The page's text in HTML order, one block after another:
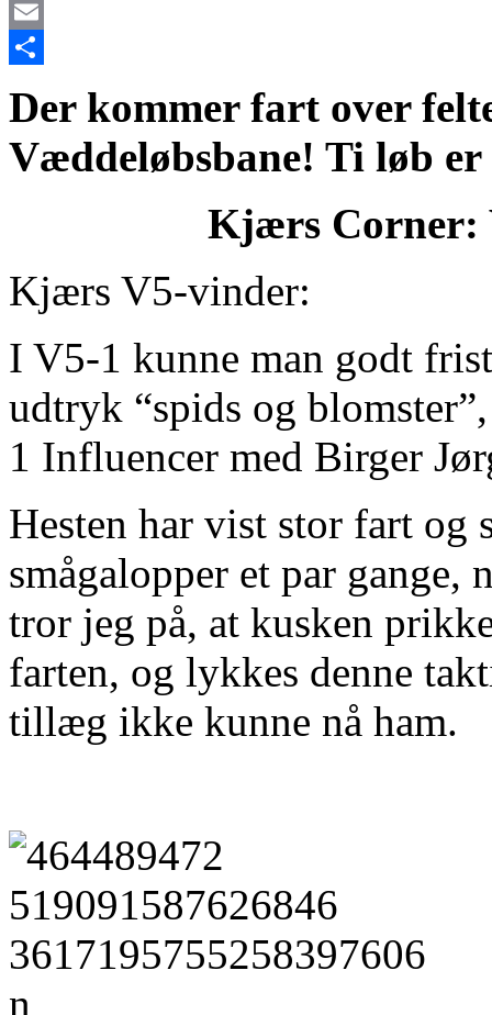
X
Email
Der kommer fart over
Væddeløbsbane! Ti løb
Kjærs Corner:
Kjærs V5-vinder:
I V5-1 kunne man godt
udtryk “spids og
1 Influencer med Birger
Hesten har vist stor fart og
smågalopper et par gange,
tror jeg på, at kusken
farten, og lykkes denne
tillæg ikke kunne nå ham.